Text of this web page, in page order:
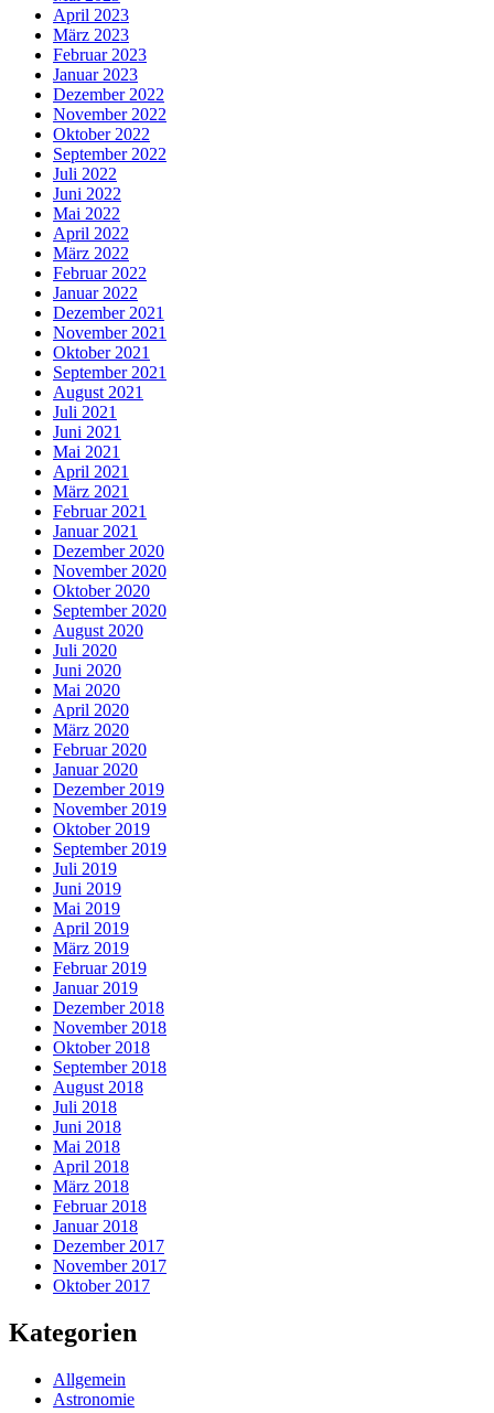
April 2023
März 2023
Februar 2023
Januar 2023
Dezember 2022
November 2022
Oktober 2022
September 2022
Juli 2022
Juni 2022
Mai 2022
April 2022
März 2022
Februar 2022
Januar 2022
Dezember 2021
November 2021
Oktober 2021
September 2021
August 2021
Juli 2021
Juni 2021
Mai 2021
April 2021
März 2021
Februar 2021
Januar 2021
Dezember 2020
November 2020
Oktober 2020
September 2020
August 2020
Juli 2020
Juni 2020
Mai 2020
April 2020
März 2020
Februar 2020
Januar 2020
Dezember 2019
November 2019
Oktober 2019
September 2019
Juli 2019
Juni 2019
Mai 2019
April 2019
März 2019
Februar 2019
Januar 2019
Dezember 2018
November 2018
Oktober 2018
September 2018
August 2018
Juli 2018
Juni 2018
Mai 2018
April 2018
März 2018
Februar 2018
Januar 2018
Dezember 2017
November 2017
Oktober 2017
Kategorien
Allgemein
Astronomie